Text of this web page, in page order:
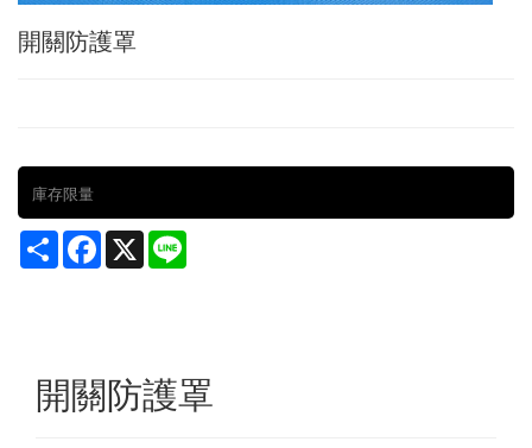
開關防護罩
庫存限量
Share Facebook
X
開關防護罩